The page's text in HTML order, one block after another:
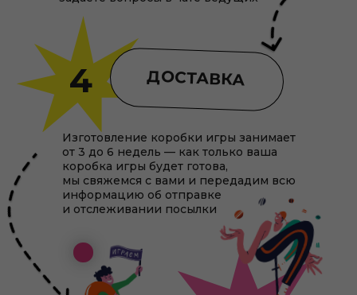
ДОСТАВКА
Изготовление коробки игры занимает
от 3 до 6 недель — как только ваша
коробка игры будет готова,
мы свяжемся с вами и передадим всю
информацию об отправке
и отслеживании посылки
4